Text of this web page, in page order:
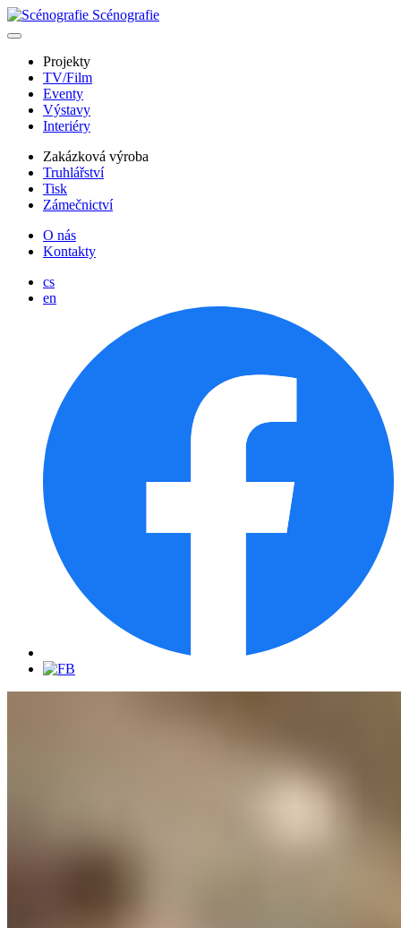
Scénografie
Projekty
TV/Film
Eventy
Výstavy
Interiéry
Zakázková výroba
Truhlářství
Tisk
Zámečnictví
O nás
Kontakty
cs
en